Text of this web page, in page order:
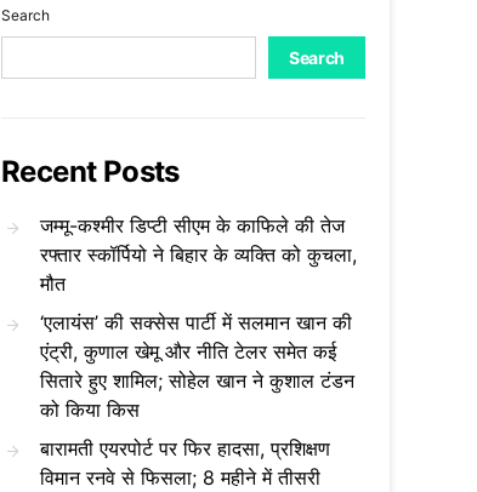
Search
Search
Recent Posts
जम्मू-कश्मीर डिप्टी सीएम के काफिले की तेज
रफ्तार स्कॉर्पियो ने बिहार के व्यक्ति को कुचला,
मौत
‘एलायंस’ की सक्सेस पार्टी में सलमान खान की
एंट्री, कुणाल खेमू और नीति टेलर समेत कई
सितारे हुए शामिल; सोहेल खान ने कुशाल टंडन
को किया किस
बारामती एयरपोर्ट पर फिर हादसा, प्रशिक्षण
विमान रनवे से फिसला; 8 महीने में तीसरी